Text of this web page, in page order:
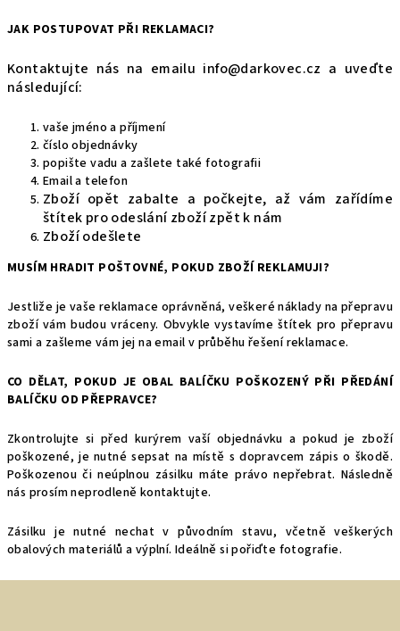
JAK POSTUPOVAT PŘI REKLAMACI?
Kontaktujte nás na emailu info@darkovec.cz a uveďte
následující:
vaše jméno a příjmení
číslo objednávky
popište vadu a zašlete také fotografii
Email a telefon
Zboží opět zabalte a počkejte, až vám zařídíme
štítek pro odeslání zboží zpět k nám
Zboží odešlete
MUSÍM HRADIT POŠTOVNÉ, POKUD ZBOŽÍ REKLAMUJI?
Jestliže je vaše reklamace oprávněná, veškeré náklady na přepravu
zboží vám budou vráceny. Obvykle vystavíme štítek pro přepravu
sami a zašleme vám jej na email v průběhu řešení reklamace.
CO DĚLAT, POKUD JE OBAL BALÍČKU POŠKOZENÝ PŘI PŘEDÁNÍ
BALÍČKU OD PŘEPRAVCE?
Zkontrolujte si před kurýrem vaší objednávku a pokud je zboží
poškozené, je nutné sepsat na místě s dopravcem zápis o škodě.
Poškozenou či neúplnou zásilku máte právo nepřebrat. Následně
nás prosím neprodleně kontaktujte.
Zásilku je nutné nechat v původním stavu, včetně veškerých
obalových materiálů a výplní. Ideálně si pořiďte fotografie.